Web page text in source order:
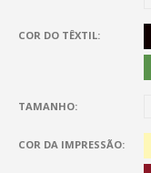
COR DO TÊXTIL
TAMANHO
COR DA IMPRESSÃO